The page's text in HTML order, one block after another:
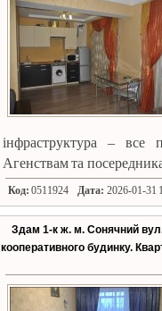
інфраструктура – ​​все
Агенствам та
Код: 0511924 Дата: 2026-01-31
Здам 1-к ж. м. Сонячний вул.
кооперативного будинку.